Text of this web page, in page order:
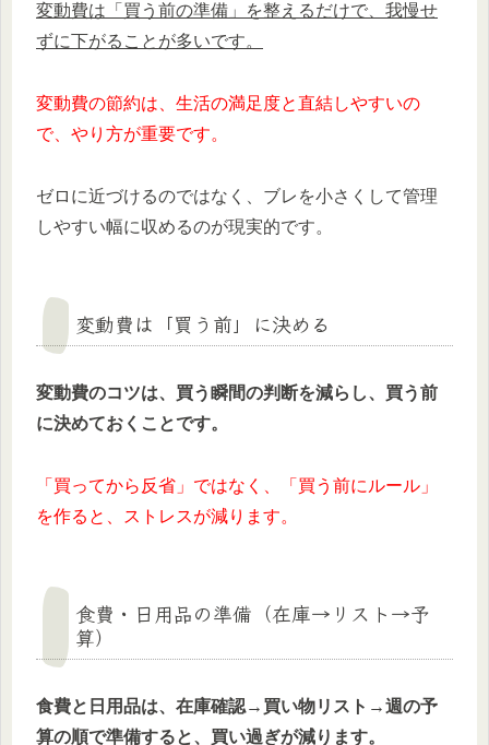
変動費は「買う前の準備」を整えるだけで、我慢せ
ずに下がることが多いです。
変動費の節約は、生活の満足度と直結しやすいの
で、やり方が重要です。
ゼロに近づけるのではなく、ブレを小さくして管理
しやすい幅に収めるのが現実的です。
変動費は「買う前」に決める
変動費のコツは、買う瞬間の判断を減らし、買う前
に決めておくことです。
「買ってから反省」ではなく、「買う前にルール」
を作ると、ストレスが減ります。
食費・日用品の準備（在庫→リスト→予
算）
食費と日用品は、在庫確認→買い物リスト→週の予
算の順で準備すると、買い過ぎが減ります。